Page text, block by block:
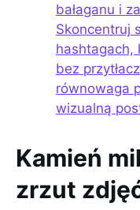
bałaganu i
Skoncentruj
hashtagach,
bez
równowaga
wizualną
Kamień
zrzut